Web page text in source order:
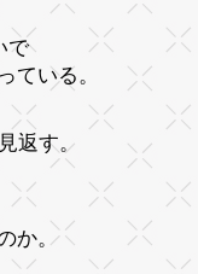
で
ている。
返す。
か。